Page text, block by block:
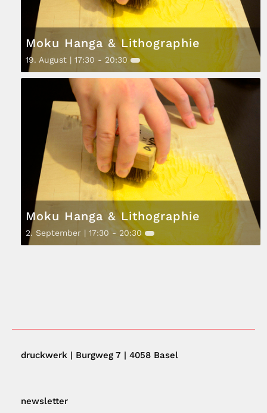
Moku Hanga & Lithographie
19. August | 17:30 - 20:30
Moku Hanga & Lithographie
2. September | 17:30 - 20:30
druckwerk | Burgweg 7 | 4058 Basel
newsletter